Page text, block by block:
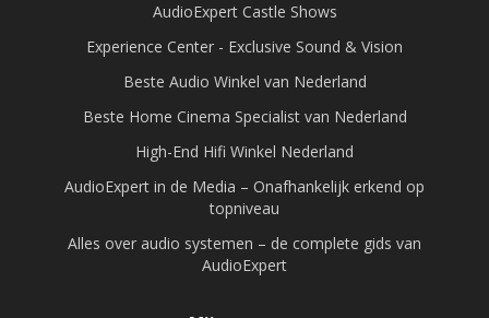
AudioExpert Castle Shows
Experience Center - Exclusive Sound & Vision
Beste Audio Winkel van Nederland
Beste Home Cinema Specialist van Nederland
High-End Hifi Winkel Nederland
AudioExpert in de Media – Onafhankelijk erkend op
topniveau
Alles over audio systemen – de complete gids van
AudioExpert